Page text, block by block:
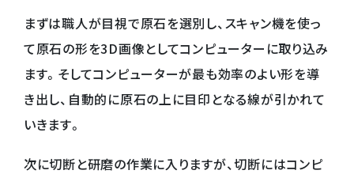
まずは職人が目視で原石を選別し、スキャン機を使っ
て原石の形を3D画像としてコンピューターに取り込み
ます。そしてコンピューターが最も効率のよい形を導
き出し、自動的に原石の上に目印となる線が引かれて
いきます。
次に切断と研磨の作業に入りますが、切断にはコンピ